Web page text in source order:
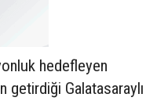
hedefleyen
getirdiği Galatasaraylı